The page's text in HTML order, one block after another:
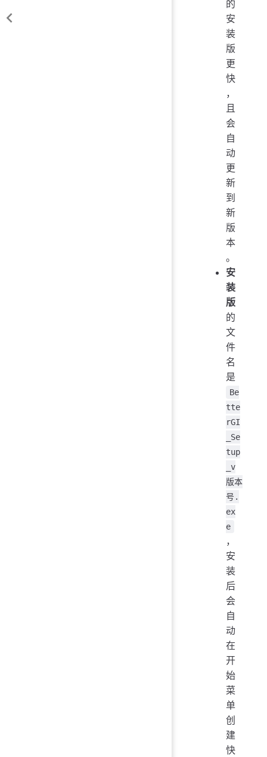
的
安
装
版
更
快
，
且
会
自
动
更
新
到
新
版
本
。
安
装
版
的
文
件
名
是
Be
tte
rGI
_Se
tup
_v
版本
号.
ex
e
，
安
装
后
会
自
动
在
开
始
菜
单
创
建
快